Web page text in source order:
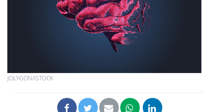
JOLYGON/ISTOCK